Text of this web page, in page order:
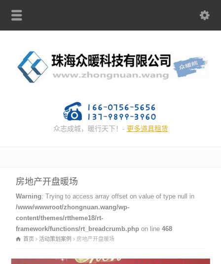
众志成城，暖行天下！- 更多道具租赁
房地产开盘暖场
Warning: Trying to access array offset on value of type null in
/www/wwwroot/zhongnuan.wang/wp-
content/themes/rttheme18/rt-
framework/functions/rt_breadcrumb.php on line468
首页 活动策划案例 房地产开盘暖场